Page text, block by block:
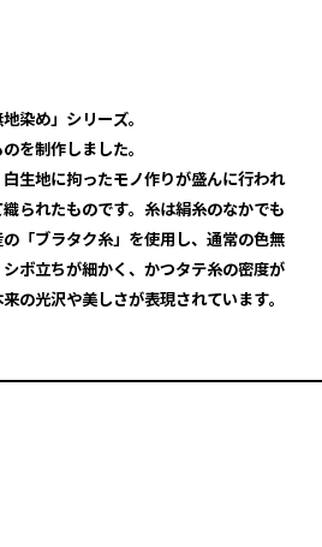
染め」シリーズ。
を制作しました。
生地に拘ったモノ作りが盛んに行われ
られたものです。糸は絹糸のなかでも
「ブラタク糸」を使用し、通常の色無
ボ立ちが細かく、かつタテ糸の密度が
の光沢や美しさが表現されています。